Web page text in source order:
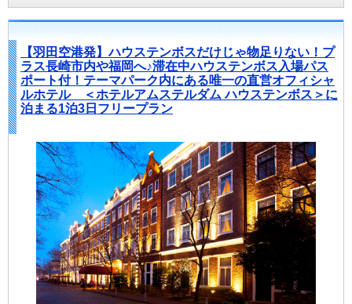
【羽田空港発】ハウステンボスだけじゃ物足りない！プ
ラス長崎市内や福岡へ♪滞在中ハウステンボス入場パス
ポート付！テーマパーク内にある唯一の直営オフィシャ
ルホテル ＜ホテルアムステルダム ハウステンボス＞に
泊まる1泊3日フリープラン